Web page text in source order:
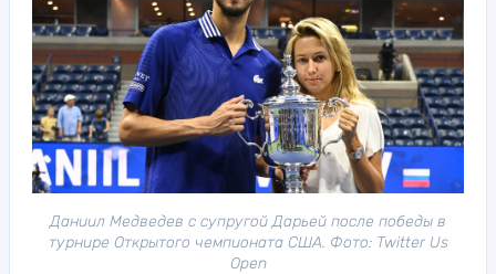
Даниил Медведев с супругой Дарьей после победы в
турнире Открытого чемпионата США. Фото: Twitter Us
Open